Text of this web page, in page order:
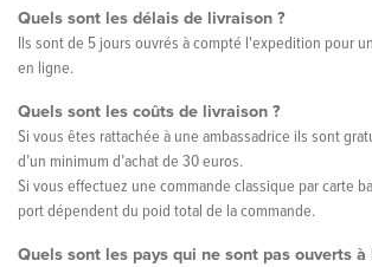
Quels sont les délais de livraison ?
Ils sont de 5 jours ouvrés à compté l'expedition pour
en ligne.
Quels sont les coûts de livraison ?
Si vous êtes rattachée à une ambassadrice ils sont
d’un minimum d’achat de 30 euros.
Si vous effectuez une commande classique par carte
port dépendent du poid total de la commande.
Quels sont les pays qui ne sont pas ouverts